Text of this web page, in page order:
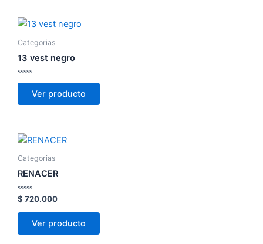
Categorias
13 vest negro
Valorado
de
Ver producto
Categorias
RENACER
Valorado
con
0
$ 720.000
Ver producto